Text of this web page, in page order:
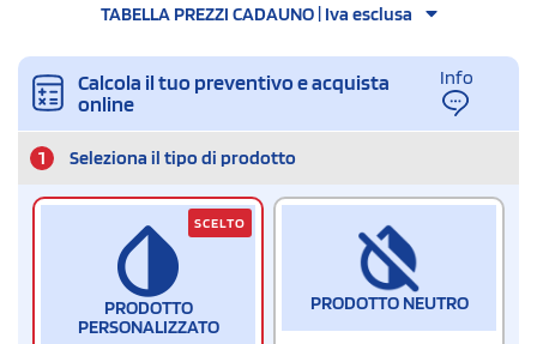
TABELLA PREZZI CADAUNO | Iva esclusa
Calcola il tuo preventivo e acquista
online
Info
1 Seleziona il tipo di prodotto
PRODOTTO
PERSONALIZZATO
SCELTO
PRODOTTO NEUTRO